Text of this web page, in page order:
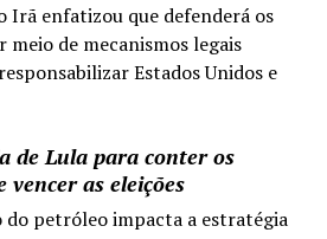
Irã enfatizou que defenderá os
meio de mecanismos legais
Estados Unidos e
de Lula para conter os
as eleições
do petróleo impacta a estratégia